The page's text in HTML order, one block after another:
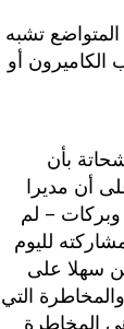
تشبه
أو
بأن
أن مديرا
وبركات‮ – ‬لم
لليوم
سهلا على
التي
هي المخاطرة
الميلادية